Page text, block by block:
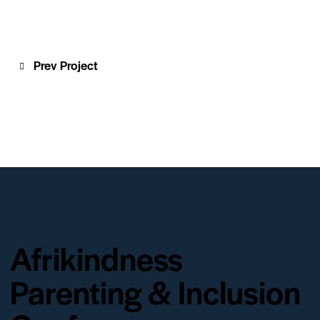
Prev Project
Afrikindness
Parenting & Inclusion